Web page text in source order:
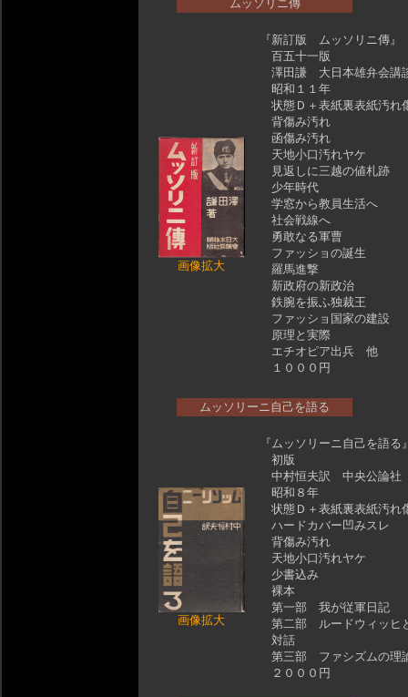
ムッソリニ傳
画像拡大
『新訂版 ムッソリニ傳
百五十一版
澤田謙 大日本雄弁会講
昭和１１年
状態Ｄ＋表紙裏表紙汚れ
背傷み汚れ
函傷み汚れ
天地小口汚れヤケ
見返しに三越の値札跡
少年時代
学窓から教員生活へ
社会戦線へ
勇敢なる軍曹
ファッショの誕生
羅馬進撃
新政府の新政治
鉄腕を振ふ独裁王
ファッショ国家の建設
原理と実際
エチオピア出兵 他
１０００円
ムッソリーニ自己を語る
画像拡大
『ムッソリーニ自己を語る
初版
中村恒夫訳 中央公論社
昭和８年
状態Ｄ＋表紙裏表紙汚れ
ハードカバー凹みスレ
背傷み汚れ
天地小口汚れヤケ
少書込み
裸本
第一部 我が従軍日記
第二部 ルードウィッヒ
対話
第三部 ファシズムの理
２０００円